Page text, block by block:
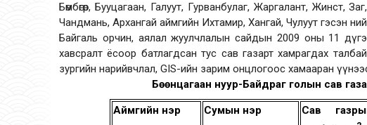
Бөмбөгөр, Бууцагаан, Галуут, Гурванбулаг, Жаргалант, Жинст,
Чандмань, Архангай аймгийн Ихтамир, Хангай, Чулуут гэсэн
Байгаль орчин, аялал жуулчлалын сайдын 2009 оны 11
хавсралт ёсоор батлагдсан тус сав газарт хамрагдах
зургийн нарийвчлал, GIS-ийн зарим онцлогоос хамааран үүнээс
Бөөнцагаан нуур-Байдраг голын сав
Аймгийн нэр Сумын нэр
Сав